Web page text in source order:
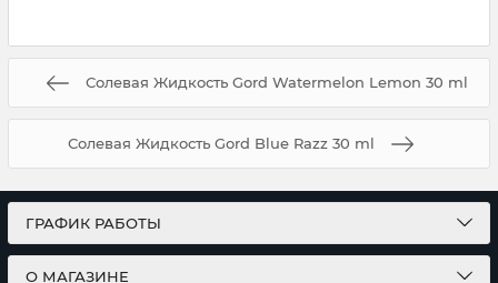
Солевая Жидкость Gord Watermelon Lemon 30 ml
Солевая Жидкость Gord Blue Razz 30 ml
ГРАФИК РАБОТЫ
О МАГАЗИНЕ